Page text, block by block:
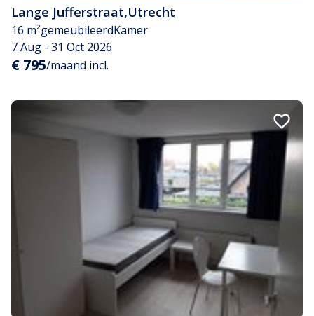
Lange Jufferstraat,Utrecht
16 m²gemeubileerdKamer
7 Aug - 31 Oct 2026
€ 795/maand incl.